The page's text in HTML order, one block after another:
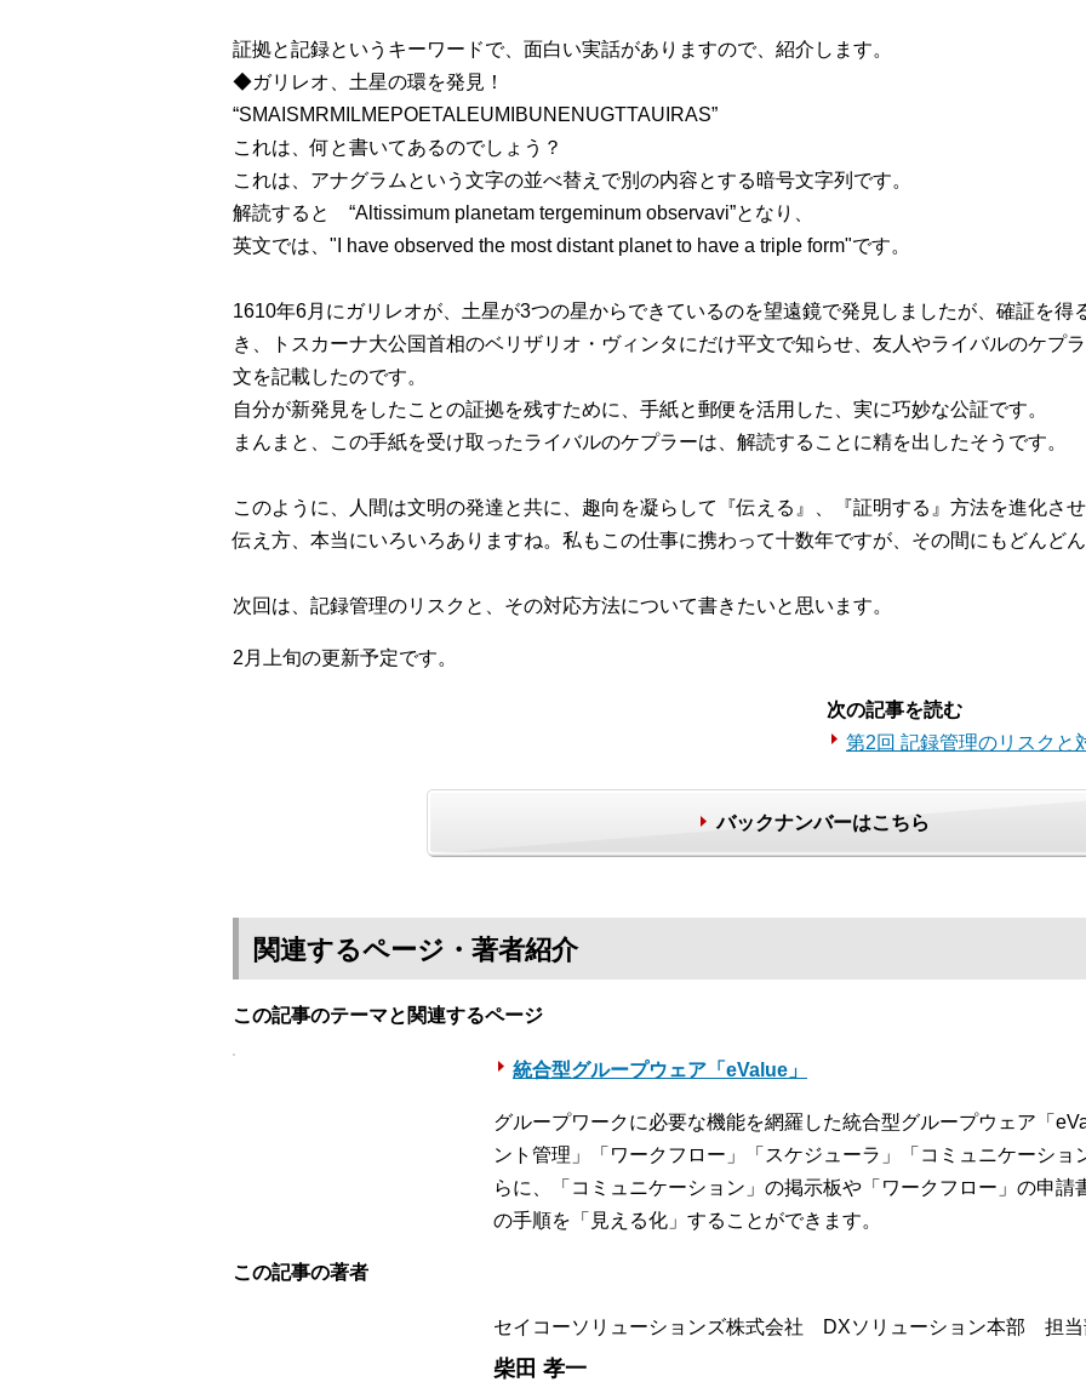
証拠と記録というキーワードで、面白い実話がありますので、紹介します。
◆ガリレオ、土星の環を発見！
“SMAISMRMILMEPOETALEUMIBUNENUGTTAUIRAS”
これは、何と書いてあるのでしょう？
これは、アナグラムという文字の並べ替えで別の内容とする暗号文字列です。
解読すると “Altissimum planetam tergeminum observavi”となり、
英文では、"I have observed the most distant planet to have a triple form"です。
1610年6月にガリレオが、土星が3つの星からできているのを望遠鏡で発見しましたが、確証を得
き、トスカーナ大公国首相のベリザリオ・ヴィンタにだけ平文で知らせ、友人やライバルのケプ
文を記載したのです。
自分が新発見をしたことの証拠を残すために、手紙と郵便を活用した、実に巧妙な公証です。
まんまと、この手紙を受け取ったライバルのケプラーは、解読することに精を出したそうです。
このように、人間は文明の発達と共に、趣向を凝らして『伝える』、『証明する』方法を進化さ
伝え方、本当にいろいろありますね。私もこの仕事に携わって十数年ですが、その間にもどんど
次回は、記録管理のリスクと、その対応方法について書きたいと思います。
2月上旬の更新予定です。
次の記事を読む
第2回 記録管理のリスクと
バックナンバーはこちら
関連するページ・著者紹介
この記事のテーマと関連するページ
統合型グループウェア「eValue」
グループワークに必要な機能を網羅した統合型グループウェア「
ント管理」「ワークフロー」「スケジューラ」「コミュニケーシ
らに、「コミュニケーション」の掲示板や「ワークフロー」の申
の手順を「見える化」することができます。
この記事の著者
セイコーソリューションズ株式会社 DXソリューション本部 担当
柴田 孝一